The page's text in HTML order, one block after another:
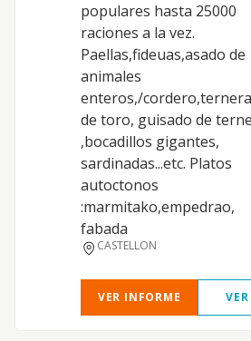
populares hasta 25000
raciones a la vez.
Paellas,fideuas,asado de
animales
enteros,/
de toro, guisado de
,bocadillos gigantes,
sardinadas...etc. Platos
autoctonos
:marmitako,empedrao,
fabada
CASTELLON
VER INFORME